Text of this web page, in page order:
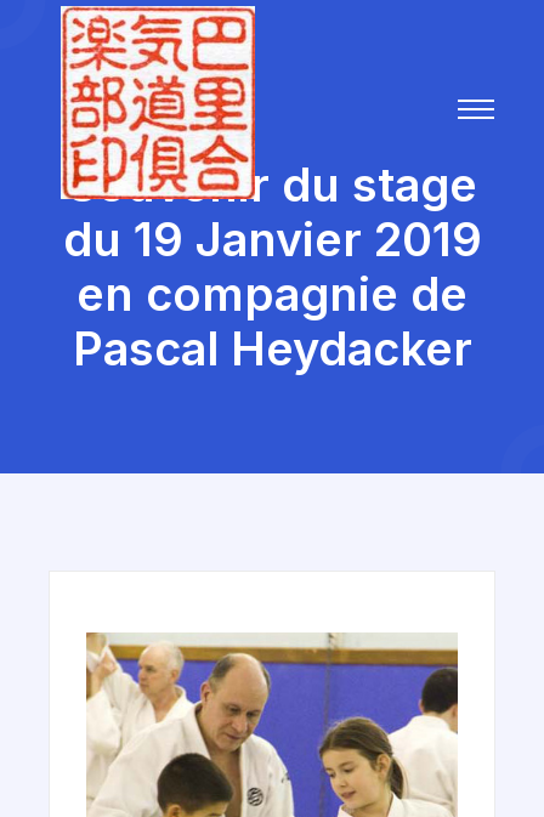
Souvenir du stage
du 19 Janvier 2019
en compagnie de
Pascal Heydacker